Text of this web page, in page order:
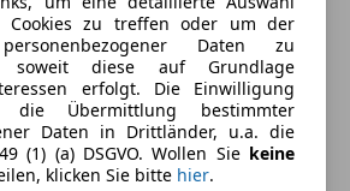
Schwarz
Obstianschwarz
Metallic
Cookies zu treffen oder um der
Daten zu
soweit diese auf Grundlage
erfolgt. Die Einwilligung
die Übermittlung bestimmter
Daten in Drittländer, u.a. die
(1) (a) DSGVO. Wollen Sie keine
klicken Sie bitte hier.